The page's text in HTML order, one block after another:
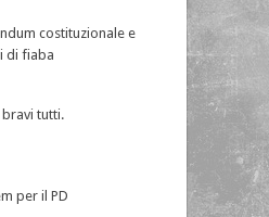
costituzionale e
di fiaba
tutti.
per il PD